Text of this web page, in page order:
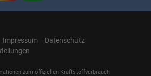
Impressum
Datenschutz
zum offiziellen Kraftstoffverbrauch